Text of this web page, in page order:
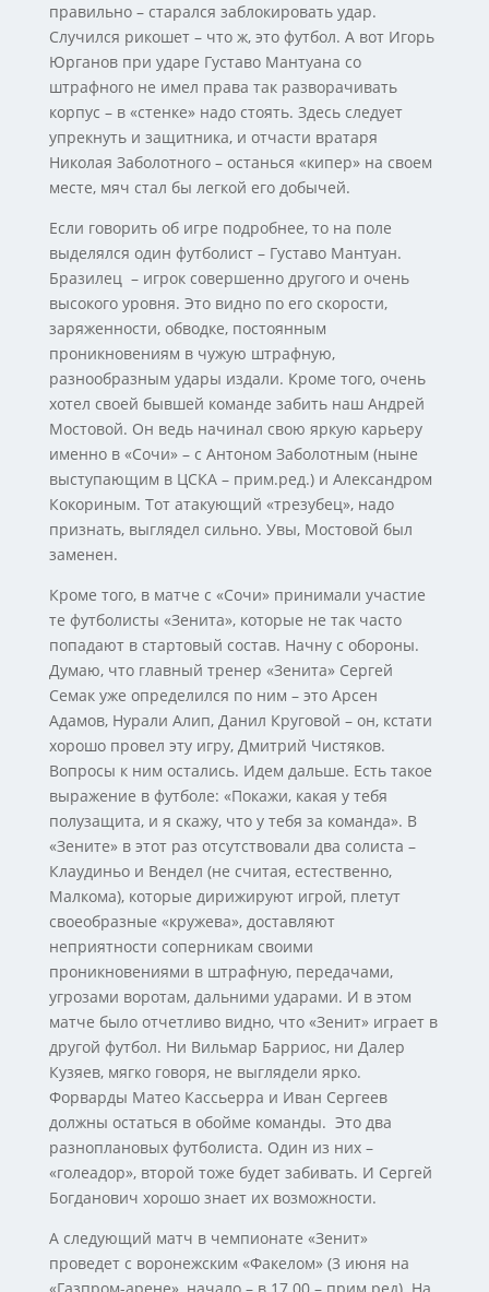
правильно – старался заблокировать удар.
Случился рикошет – что ж, это футбол. А вот Игорь
Юрганов при ударе Густаво Мантуана со
штрафного не имел права так разворачивать
корпус – в «стенке» надо стоять. Здесь следует
упрекнуть и защитника, и отчасти вратаря
Николая Заболотного – останься «кипер» на своем
месте, мяч стал бы легкой его добычей.
Если говорить об игре подробнее, то на поле
выделялся один футболист – Густаво Мантуан.
Бразилец – игрок совершенно другого и очень
высокого уровня. Это видно по его скорости,
заряженности, обводке, постоянным
проникновениям в чужую штрафную,
разнообразным удары издали. Кроме того, очень
хотел своей бывшей команде забить наш Андрей
Мостовой. Он ведь начинал свою яркую карьеру
именно в «Сочи» – с Антоном Заболотным (ныне
выступающим в ЦСКА – прим.ред.) и Александром
Кокориным. Тот атакующий «трезубец», надо
признать, выглядел сильно. Увы, Мостовой был
заменен.
Кроме того, в матче с «Сочи» принимали участие
те футболисты «Зенита», которые не так часто
попадают в стартовый состав. Начну с обороны.
Думаю, что главный тренер «Зенита» Сергей
Семак уже определился по ним – это Арсен
Адамов, Нурали Алип, Данил Круговой – он, кстати
хорошо провел эту игру, Дмитрий Чистяков.
Вопросы к ним остались. Идем дальше. Есть такое
выражение в футболе: «Покажи, какая у тебя
полузащита, и я скажу, что у тебя за команда». В
«Зените» в этот раз отсутствовали два солиста –
Клаудиньо и Вендел (не считая, естественно,
Малкома), которые дирижируют игрой, плетут
своеобразные «кружева», доставляют
неприятности соперникам своими
проникновениями в штрафную, передачами,
угрозами воротам, дальними ударами. И в этом
матче было отчетливо видно, что «Зенит» играет в
другой футбол. Ни Вильмар Барриос, ни Далер
Кузяев, мягко говоря, не выглядели ярко.
Форварды Матео Кассьерра и Иван Сергеев
должны остаться в обойме команды. Это два
разноплановых футболиста. Один из них –
«голеадор», второй тоже будет забивать. И Сергей
Богданович хорошо знает их возможности.
А следующий матч в чемпионате «Зенит»
проведет с воронежским «Факелом» (3 июня на